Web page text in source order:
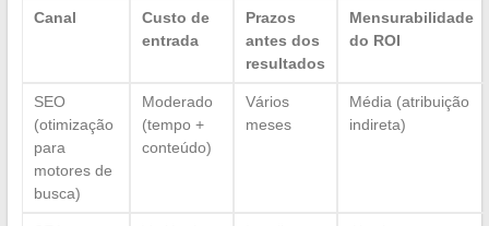
Canal
Custo de
entrada
Prazos
antes dos
resultados
Mensurabilidade
do ROI
SEO
(otimização
para
motores de
busca)
Moderado
(tempo +
conteúdo)
Vários
meses
Média (atribuição
indireta)